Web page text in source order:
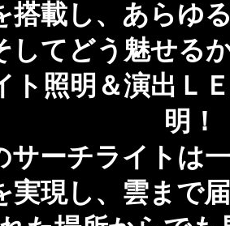
搭載し、あらゆ
してどう魅せる
ト照明＆演出Ｌ
明！
サーチライトは
実現し、雲まで